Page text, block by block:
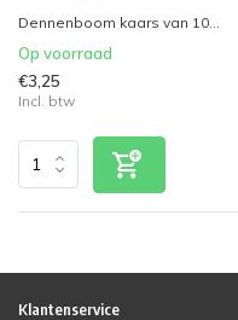
Dennenboom kaars van 10...
Op voorraad
€3,25
Incl. btw
Klantenservice